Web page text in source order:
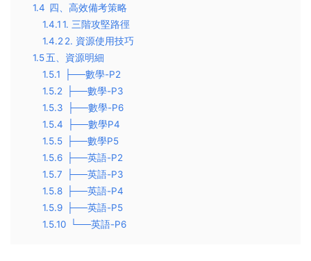
1.4 四、高效備考策略​
1.4.1​1. 三階攻堅路徑​
1.4.2 ​2. 資源使用技巧​
1.5​五、資源明細
1.5.1
├──數學-P2
1.5.2
├──數學-P3
1.5.3
├──數學-P6
1.5.4
├──數學P4
1.5.5
├──數學P5
1.5.6
├──英語-P2
1.5.7
├──英語-P3
1.5.8
├──英語-P4
1.5.9
├──英語-P5
1.5.10
└──英語-P6